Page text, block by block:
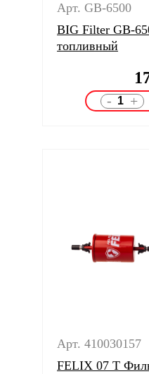
Арт. GB-6500
BIG Filter GB-
топливный
- +
Арт. 410030157
FELIX 07 T